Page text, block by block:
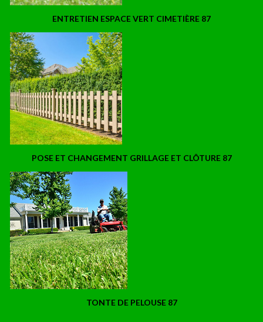
ENTRETIEN ESPACE VERT CIMETIÈRE 87
POSE ET CHANGEMENT GRILLAGE ET CLÔTURE 87
TONTE DE PELOUSE 87